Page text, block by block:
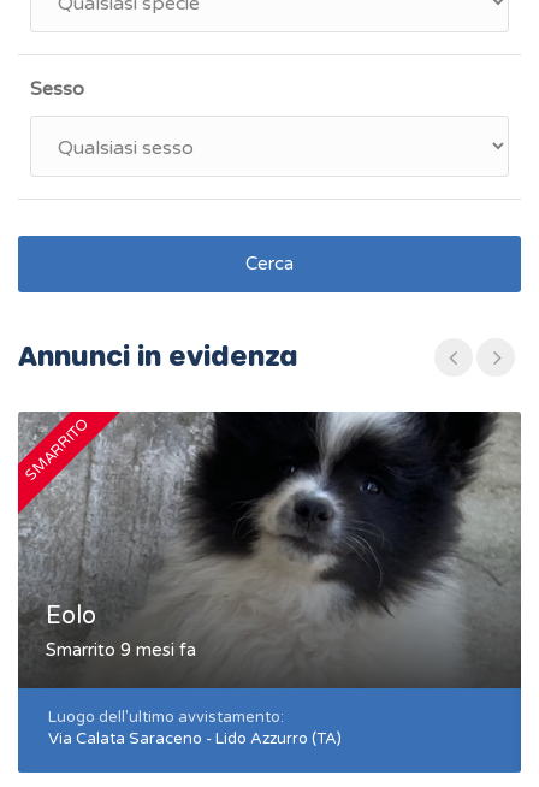
Sesso
Cerca
Annunci in evidenza
SMARRITO
Eolo
Smarrito 9 mesi fa
Luogo dell'ultimo avvistamento:
Via Calata Saraceno - Lido Azzurro (TA)